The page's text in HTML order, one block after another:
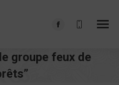
Facebook
opens
groupe feux de